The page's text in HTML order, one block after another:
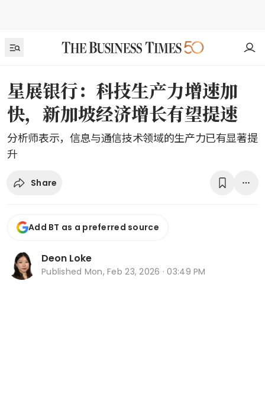
星展银行：科技生产力增速加
快，新加坡经济增长有望提速
分析师表示，信息与通信技术领域的生产力已有显著提
升
Share
Add BT as a preferred source
Deon Loke
Published Mon, Feb 23, 2026 · 03:49 PM